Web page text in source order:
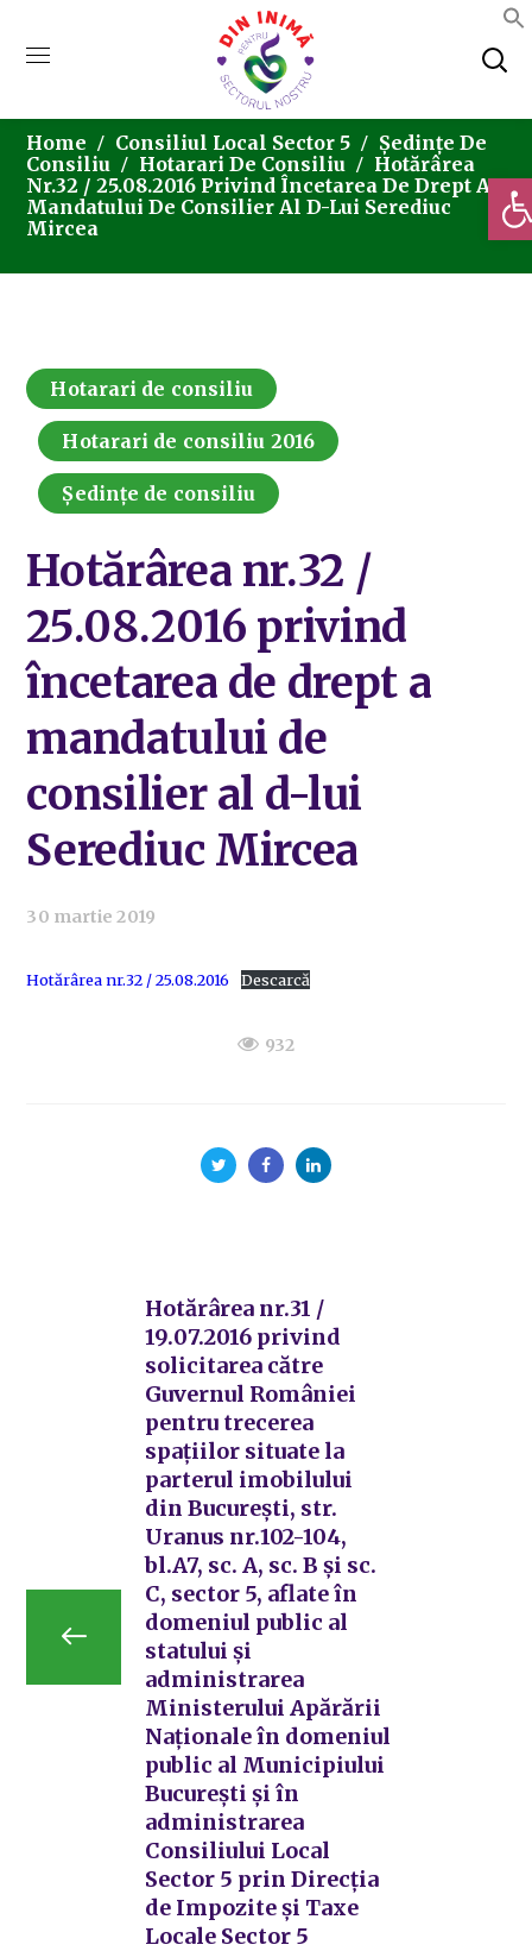
Home Consiliul Local Sector 5
Ședințe De
Consiliu
Hotarari De Consiliu
Hotărârea
Nr.32 / 25.08.2016 Privind Încetarea De Drept A
Mandatului De Consilier Al D-Lui Serediuc
Mircea
Hotarari de consiliu
Hotarari de consiliu 2016
Ședințe de consiliu
Hotărârea nr.32 /
25.08.2016 privind
încetarea de drept a
mandatului de
consilier al d-lui
Serediuc Mircea
30 martie 2019
Hotărârea nr.32 / 25.08.2016 Descarcă
932
Hotărârea nr.31 /
19.07.2016 privind
solicitarea către
Guvernul României
pentru trecerea
spațiilor situate la
parterul imobilului
din București, str.
Uranus nr.102-104,
bl.A7, sc. A, sc. B și sc.
C, sector 5, aflate în
domeniul public al
statului și
administrarea
Ministerului Apărării
Naționale în domeniul
public al Municipiului
București și în
administrarea
Consiliului Local
Sector 5 prin Direcția
de Impozite și Taxe
Locale Sector 5